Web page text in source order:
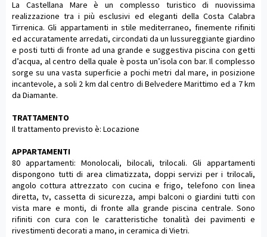
La Castellana Mare è un complesso turistico di nuovissima
realizzazione tra i più esclusivi ed eleganti della Costa Calabra
Tirrenica. Gli appartamenti in stile mediterraneo, finemente rifiniti
ed accuratamente arredati, circondati da un lussureggiante giardino
e posti tutti di fronte ad una grande e suggestiva piscina con getti
d’acqua, al centro della quale è posta un’isola con bar. Il complesso
sorge su una vasta superficie a pochi metri dal mare, in posizione
incantevole, a soli 2 km dal centro di Belvedere Marittimo ed a 7 km
da Diamante.
TRATTAMENTO
Il trattamento previsto è: Locazione
APPARTAMENTI
80 appartamenti: Monolocali, bilocali, trilocali. Gli appartamenti
dispongono tutti di area climatizzata, doppi servizi per i trilocali,
angolo cottura attrezzato con cucina e frigo, telefono con linea
diretta, tv, cassetta di sicurezza, ampi balconi o giardini tutti con
vista mare e monti, di fronte alla grande piscina centrale. Sono
rifiniti con cura con le caratteristiche tonalità dei pavimenti e
rivestimenti decorati a mano, in ceramica di Vietri.